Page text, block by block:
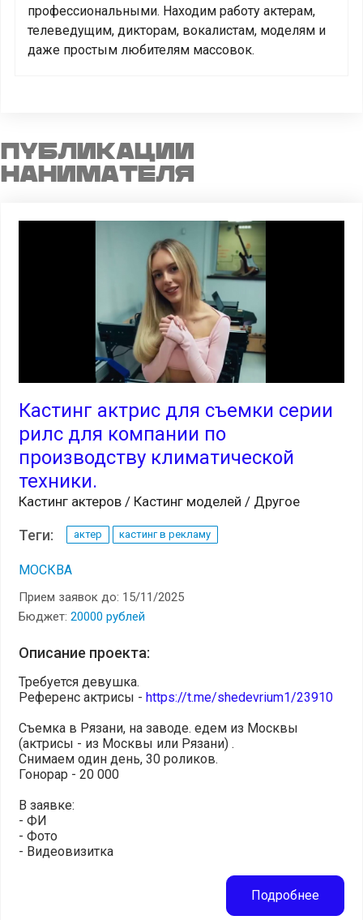
профессиональными. Находим работу актерам,
телеведущим, дикторам, вокалистам, моделям и
даже простым любителям массовок.
Публикации
нанимателя
Кастинг актрис для съемки серии
рилс для компании по
производству климатической
техники.
Кастинг актеров / Кастинг моделей / Другое
Теги: актер кастинг в рекламу
МОСКВА
Прием заявок до: 15/11/2025
Бюджет: 20000 рублей
Описание проекта:
Требуется девушка.
Референс актрисы - https://t.me/shedevrium1/23910
Съемка в Рязани, на заводе. едем из Москвы
(актрисы - из Москвы или Рязани) .
Снимаем один день, 30 роликов.
Гонорар - 20 000
В заявке:
- ФИ
- Фото
- Видеовизитка
Подробнее